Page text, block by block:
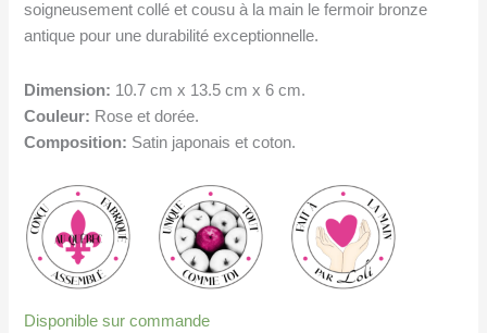
soigneusement collé et cousu à la main le fermoir bronze
antique pour une durabilité exceptionnelle.
Dimension: 10.7 cm x 13.5 cm x 6 cm.
Couleur: Rose et dorée.
Composition: Satin japonais et coton.
Disponible sur commande